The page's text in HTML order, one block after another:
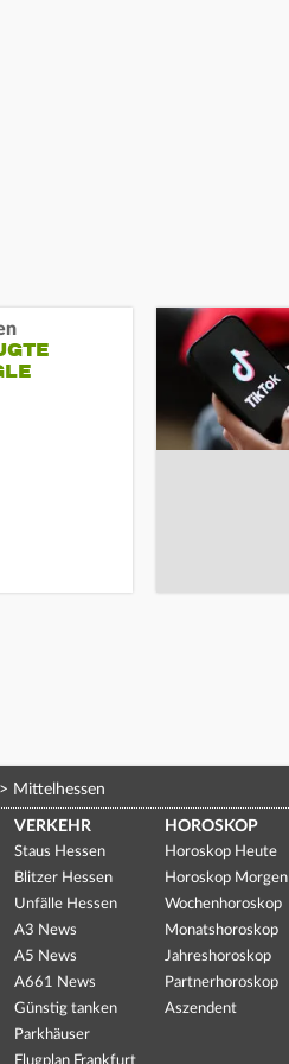
Mittelhessen
VERKEHR
Staus Hessen
Blitzer Hessen
Unfälle Hessen
A3 News
A5 News
A661 News
Günstig tanken
Parkhäuser
Flugplan Frankfurt
HOROSKOP
Horoskop Heute
Horoskop Morgen
Wochenhoroskop
Monatshoroskop
Jahreshoroskop
Partnerhoroskop
Aszendent